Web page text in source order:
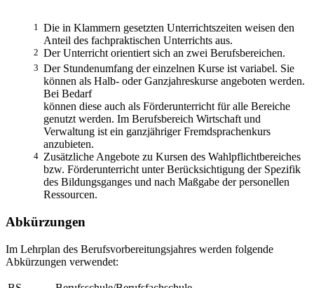
1 Die in Klammern gesetzten Unterrichtszeiten weisen den
Anteil des fachpraktischen Unterrichts aus.
2 Der Unterricht orientiert sich an zwei Berufsbereichen.
3 Der Stundenumfang der einzelnen Kurse ist variabel. Sie
können als Halb- oder Ganzjahreskurse angeboten werden.
Bei Bedarf
können diese auch als Förderunterricht für alle Bereiche
genutzt werden. Im Berufsbereich Wirtschaft und
Verwaltung ist ein ganzjähriger Fremdsprachenkurs
anzubieten.
4 Zusätzliche Angebote zu Kursen des Wahlpflichtbereiches
bzw. Förderunterricht unter Berücksichtigung der Spezifik
des Bildungsganges und nach Maßgabe der personellen
Ressourcen.
Abkürzungen
Im Lehrplan des Berufsvorbereitungsjahres werden folgende
Abkürzungen verwendet: